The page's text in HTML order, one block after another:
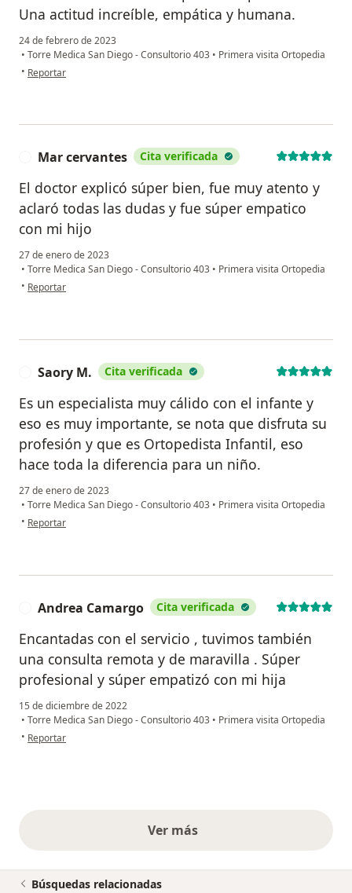
Una actitud increíble, empática y humana.
24 de febrero de 2023
• Torre Medica San Diego - Consultorio 403 • Primera visita Ortopedia
• en opinión del usuario Ana
Reportar
Mar cervantes Cita verificada
El doctor explicó súper bien, fue muy atento y
aclaró todas las dudas y fue súper empatico
con mi hijo
27 de enero de 2023
• Torre Medica San Diego - Consultorio 403 • Primera visita Ortopedia
• en opinión del usuario Mar cervantes
Reportar
Saory M. Cita verificada
Es un especialista muy cálido con el infante y
eso es muy importante, se nota que disfruta su
profesión y que es Ortopedista Infantil, eso
hace toda la diferencia para un niño.
27 de enero de 2023
• Torre Medica San Diego - Consultorio 403 • Primera visita Ortopedia
• en opinión del usuario Saory M.
Reportar
Andrea Camargo Cita verificada
Encantadas con el servicio , tuvimos también
una consulta remota y de maravilla . Súper
profesional y súper empatizó con mi hija
15 de diciembre de 2022
• Torre Medica San Diego - Consultorio 403 • Primera visita Ortopedia
• en opinión del usuario Andrea Camargo
Reportar
Ver másopiniones anteriores
Búsquedas relacionadas